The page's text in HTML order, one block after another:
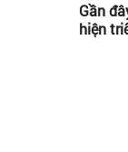
Gần
hiện